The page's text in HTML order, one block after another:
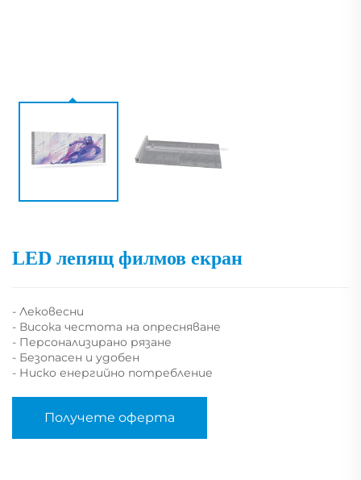
LED лепящ филмов екран
- Лековесни
- Висока честота на опресняване
- Персонализирано рязане
- Безопасен и удобен
- Ниско енергийно потребление
Получете оферта